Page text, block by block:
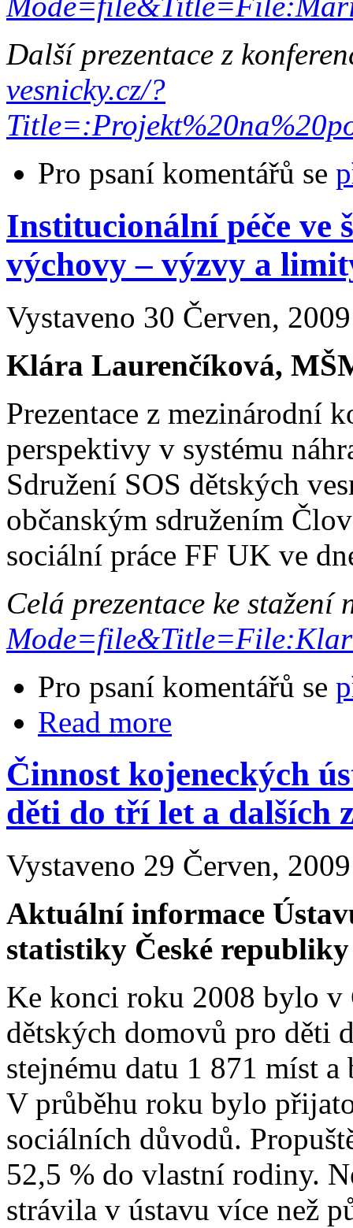
Další prezentace z
vesnicky.cz/?
Pro psaní komentářů se
Institucionální péče ve
výchovy – výzvy a
Vystaveno 30 Červen,
Klára Laurenčíková,
Prezentace z mezinárodní
perspektivy v systému
Sdružení SOS dětských
občanským sdružením
sociální práce FF UK ve
Celá prezentace ke stažení
Pro psaní komentářů se
Read more
Činnost kojeneckých
děti do tří let a dalších
Vystaveno 29 Červen,
Aktuální informace
statistiky České republiky
Ke konci roku 2008 bylo v
dětských domovů pro děti
stejnému datu 1 871 míst
V průběhu roku bylo
sociálních důvodů.
52,5 % do vlastní rodiny.
strávila v ústavu více než